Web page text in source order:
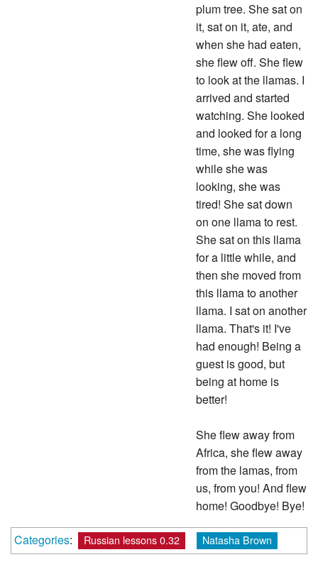
plum tree. She sat on
it, sat on it, ate, and
when she had eaten,
she flew off. She flew
to look at the llamas. I
arrived and started
watching. She looked
and looked for a long
time, she was flying
while she was
looking, she was
tired! She sat down
on one llama to rest.
She sat on this llama
for a little while, and
then she moved from
this llama to another
llama. I sat on another
llama. That's it! I've
had enough! Being a
guest is good, but
being at home is
better!
She flew away from
Africa, she flew away
from the lamas, from
us, from you! And flew
home! Goodbye! Bye!
Categories: Russian lessons 0.32 Natasha Brown